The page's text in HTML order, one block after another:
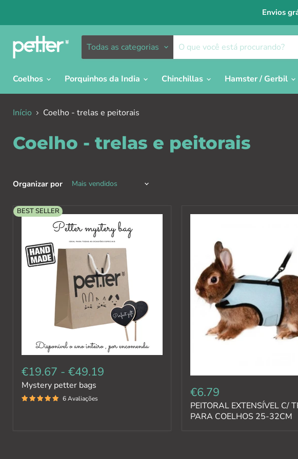
Envios
Todas as categorias
Coelhos
Porquinhos da India Chinchillas Hamster / Gerbil
Início Coelho - trelas e peitorais
Coelho - trelas e peitorais
Organizar por
BEST SELLER
€19.67 - €49.19
Mystery petter bags
6 Avaliações €6.79
PEITORAL EXTENSÍVEL C/
PARA COELHOS 25-32CM